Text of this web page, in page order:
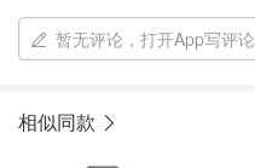
暂无评论，打开App写评论
相似同款